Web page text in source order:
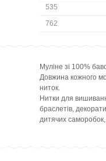
535
762
Муліне зі 100%
Довжина кожного
ниток.
Нитки для
браслетів,
дитячих